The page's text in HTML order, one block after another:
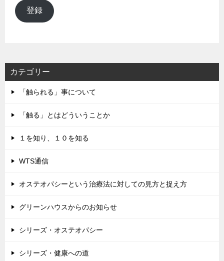
ル
ア
登録
カテゴリー
「触られる」事について
「触る」とはどういうことか
１を知り、１０を知る
WTS通信
オステオパシーという治療法に対しての見方と捉え方
グリーンハウスからのお知らせ
シリーズ・オステオパシー
シリーズ・健康への道